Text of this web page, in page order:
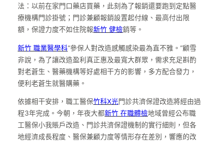
法：以前在家門口藥店買藥，此刻為了報銷還要跑到定點醫
療機構門診掛號；門診兼顧報銷設置起付線、最高付出限
額，保證力度不如住院報新竹 健檢銷等。
新竹 職業醫學科“參保人對改造感觸感染最為直不雅。”顧雪
非說，為了讓改造盈利真正惠及最寬大群眾，需求充足斟酌
對老蒼生、醫藥機構等好處相干方的影響，多方配合發力，
便利老蒼生就醫購藥。
依據相干安排，職工醫保竹科X光門診共濟保證改造將經由過
程3年完成。今朝，年夜大都新竹 在職體檢地域曾經公布職
工醫保小我賬戶改造、門診共濟保證機制的實行細則，但各
地經濟成長程度、醫保兼顧力度等情形存在差別，響應的改